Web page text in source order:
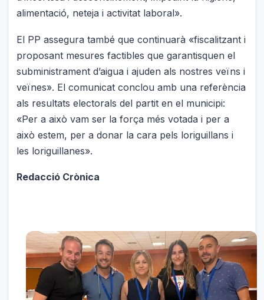
alimentació, neteja i activitat laboral».
El PP assegura també que continuarà «fiscalitzant i
proposant mesures factibles que garantisquen el
subministrament d’aigua i ajuden als nostres veïns i
veïnes». El comunicat conclou amb una referència
als resultats electorals del partit en el municipi:
«Per a això vam ser la força més votada i per a
això estem, per a donar la cara pels loriguillans i
les loriguillanes».
Redacció Crònica